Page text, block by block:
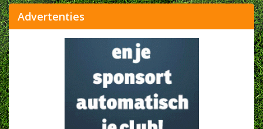
Advertenties